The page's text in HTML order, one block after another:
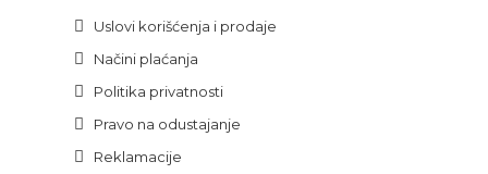
Uslovi korišćenja i prodaje
Načini plaćanja
Politika privatnosti
Pravo na odustajanje
Reklamacije